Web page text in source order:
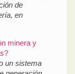
de
en
minera y
un sistema